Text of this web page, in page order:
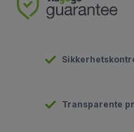
Transparente